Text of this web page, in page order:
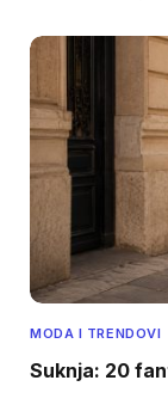
MODA I TRENDOVI
Suknja: 20